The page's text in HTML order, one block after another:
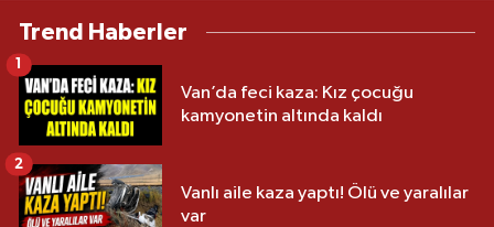
Trend Haberler
Van’da feci kaza: Kız çocuğu
kamyonetin altında kaldı
1
Vanlı aile kaza yaptı! Ölü ve yaralılar
var
2